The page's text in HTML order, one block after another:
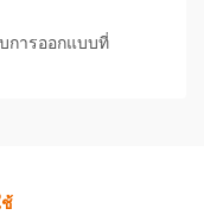
การออกแบบที่